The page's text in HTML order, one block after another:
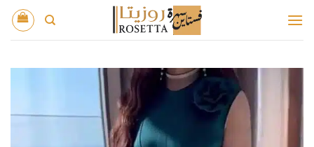
للمحتوى